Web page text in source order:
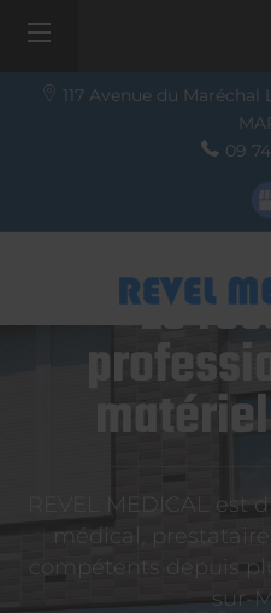
117 Avenue du Maréchal
09
Le
REVEL MEDICAL est
médical,
compétents depuis
sur-